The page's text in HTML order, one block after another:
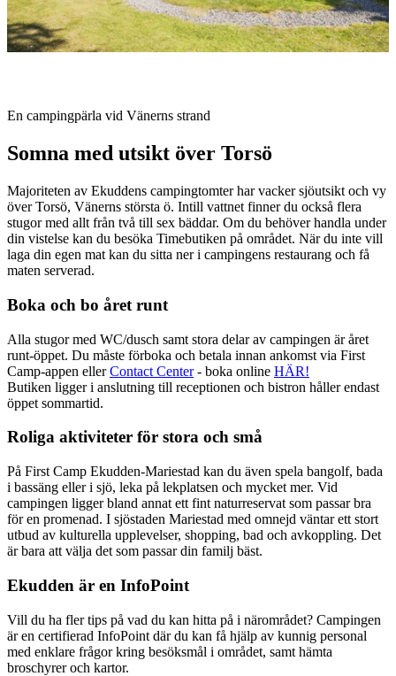
Beskrivning
En campingpärla vid Vänerns strand
Somna med utsikt över Torsö
Majoriteten av Ekuddens campingtomter har vacker sjöutsikt och vy
över Torsö, Vänerns största ö. Intill vattnet finner du också flera
stugor med allt från två till sex bäddar. Om du behöver handla under
din vistelse kan du besöka Timebutiken på området. När du inte vill
laga din egen mat kan du sitta ner i campingens restaurang och få
maten serverad.
Boka och bo året runt
Alla stugor med WC/dusch samt stora delar av campingen är året
runt-öppet. Du måste förboka och betala innan ankomst via First
Camp-appen ellerContact Center- boka online HÄR!
Butiken ligger i anslutning till receptionen och bistron håller endast
öppet sommartid.
Roliga aktiviteter för stora och små
På First Camp Ekudden-Mariestad kan du även spela bangolf, bada
i bassäng eller i sjö, leka på lekplatsen och mycket mer. Vid
campingen ligger bland annat ett fint naturreservat som passar bra
för en promenad. I sjöstaden Mariestad med omnejd väntar ett stort
utbud av kulturella upplevelser, shopping, bad och avkoppling. Det
är bara att välja det som passar din familj bäst.
Ekudden är en InfoPoint
Vill du ha fler tips på vad du kan hitta på i närområdet? Campingen
är en certifierad InfoPoint där du kan få hjälp av kunnig personal
med enklare frågor kring besöksmål i området, samt hämta
broschyrer och kartor.